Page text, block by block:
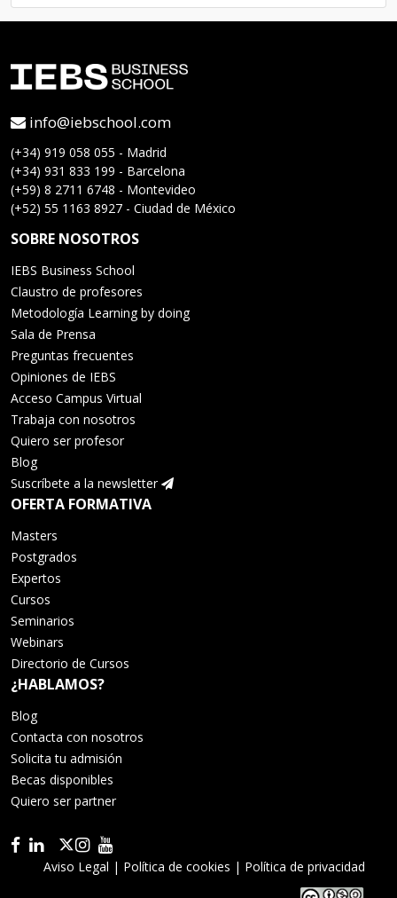
info@iebschool.com
(+34) 919 058 055 - Madrid
(+34) 931 833 199 - Barcelona
(+59) 8 2711 6748 - Montevideo
(+52) 55 1163 8927 - Ciudad de México
SOBRE NOSOTROS
IEBS Business School
Claustro de profesores
Metodología Learning by doing
Sala de Prensa
Preguntas frecuentes
Opiniones de IEBS
Acceso Campus Virtual
Trabaja con nosotros
Quiero ser profesor
Blog
Suscríbete a la newsletter
OFERTA FORMATIVA
Masters
Postgrados
Expertos
Cursos
Seminarios
Webinars
Directorio de Cursos
¿HABLAMOS?
Blog
Contacta con nosotros
Solicita tu admisión
Becas disponibles
Quiero ser partner
Aviso Legal | Política de cookies | Política de privacidad